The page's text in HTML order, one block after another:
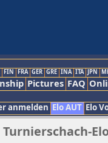
FIN FRA GER GRE INA ITA JPN
Pictures FAQ
anmelden Elo AUT Elo